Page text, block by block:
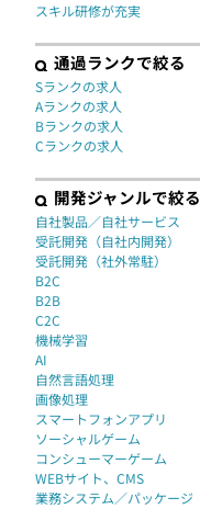
スキル研修が充実
通過ランクで絞る
Sランクの求人
Aランクの求人
Bランクの求人
Cランクの求人
開発ジャンルで絞る
自社製品／自社サービス
受託開発（自社内開発）
受託開発（社外常駐）
B2C
B2B
C2C
機械学習
AI
自然言語処理
画像処理
スマートフォンアプリ
ソーシャルゲーム
コンシューマーゲーム
WEBサイト、CMS
業務システム／パッケージ